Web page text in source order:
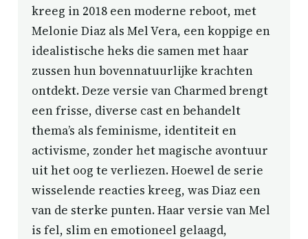
kreeg in 2018 een moderne reboot, met
Melonie Diaz als Mel Vera, een koppige en
idealistische heks die samen met haar
zussen hun bovennatuurlijke krachten
ontdekt. Deze versie van Charmed brengt
een frisse, diverse cast en behandelt
thema’s als feminisme, identiteit en
activisme, zonder het magische avontuur
uit het oog te verliezen. Hoewel de serie
wisselende reacties kreeg, was Diaz een
van de sterke punten. Haar versie van Mel
is fel, slim en emotioneel gelaagd,